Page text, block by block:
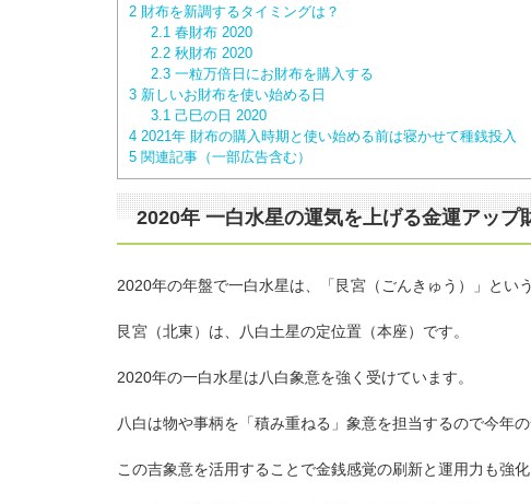
2 財布を新調するタイミングは？
2.1 春財布 2020
2.2秋財布 2020
2.3一粒万倍日にお財布を購入する
3 新しいお財布を使い始める日
3.1 己巳の日 2020
4 2021年 財布の購入時期と使い始める前は寝かせて種銭投入
5 関連記事（一部広告含む）
2020年 一白水星の運気を上げる金運アップ
2020年の年盤で一白水星は、「艮宮（ごんきゅう）」とい
艮宮（北東）は、八白土星の定位置（本座）です。
2020年の一白水星は八白象意を強く受けています。
八白は物や事柄を「積み重ねる」象意を担当するので今年
この吉象意を活用することで金銭感覚の刷新と運用力も強